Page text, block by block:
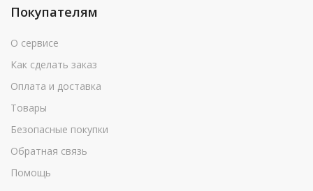
Покупателям
О сервисе
Как сделать заказ
Оплата и доставка
Товары
Безопасные покупки
Обратная связь
Помощь